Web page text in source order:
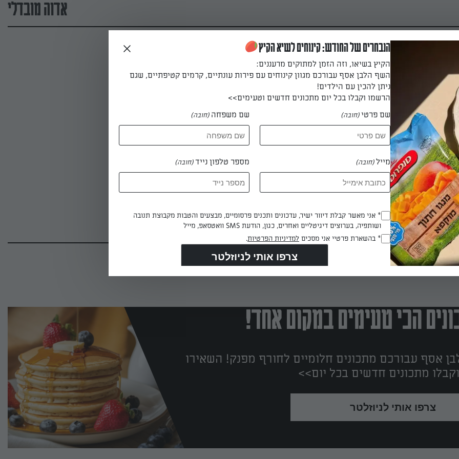
אדוה מובדלי
והפירורים במתכון
מתכון סודי של סבתא -
אדוה מובדלי
הכי טעימים במקום אחד!
אסף עבורכם מתכונים חלומיים לחורף מפנק! השאירו
מתכונים חדשים בכל יום>>
צרפו אותי לניוזלטר
הנבחרים של החודש: קינוחים לשיא הקיץ
הקיץ בשיאו, וזה הזמן למתוקים מרעננים:
השף הלבן אסף עבורכם מגוון קינוחים עם פירות עונתיים, קרמים קטיפתיים, שגם
ניתן להכין עם הילדים!
הרשמו וקבלו בכל יום מתכונים חדשים וטעימים>>
שם פרטי(חובה) שם משפחה (חובה)
מייל(חובה) מספר טלפון נייד(חובה)
Opt_In
(חובה)
* אני מאשר קבלת דיוור ישיר, עדכונים ותכנים פרסומיים, מבצעים והטבות מקבוצת תנובה
ושותפיה, בערוצים דיגיטליים ואחרים, כגון, הודעת SMS וואטסאפ, מייל
RegulationsApproved
* בהשארת פרטיי אני מסכים למדיניות הפרטיות.